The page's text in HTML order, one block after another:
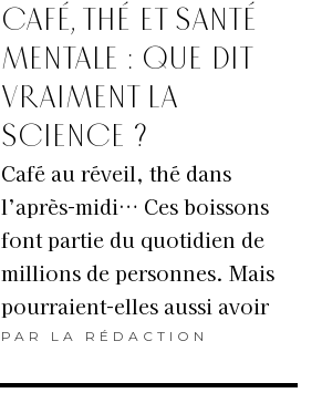
CAFÉ, THÉ ET SANTÉ
MENTALE : QUE DIT
VRAIMENT LA
SCIENCE ?
Café au réveil, thé dans
l’après-midi… Ces boissons
font partie du quotidien de
millions de personnes. Mais
pourraient-elles aussi avoir
PAR LA RÉDACTION